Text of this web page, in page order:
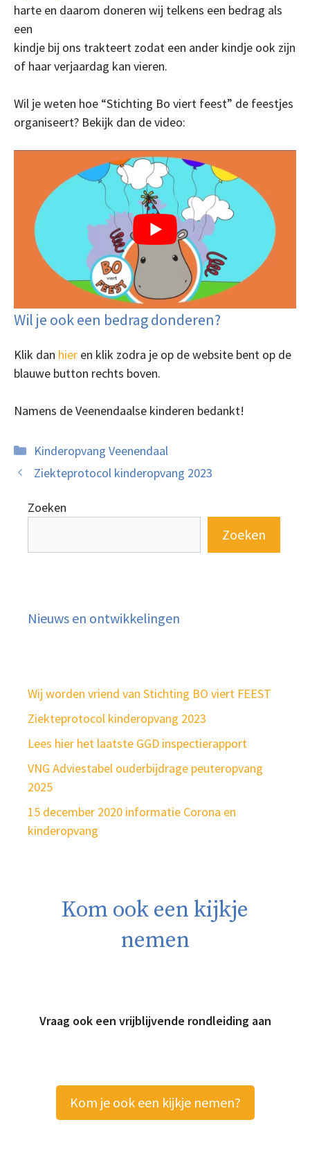
harte en daarom doneren wij telkens een bedrag als
een
kindje bij ons trakteert zodat een ander kindje ook zijn
of haar verjaardag kan vieren.
Wil je weten hoe “Stichting Bo viert feest” de feestjes
organiseert? Bekijk dan de video:
Wil je ook een bedrag donderen?
Klik dan hier en klik zodra je op de website bent op de
blauwe button rechts boven.
Namens de Veenendaalse kinderen bedankt!
Categorieën
Kinderopvang Veenendaal
Ziekteprotocol kinderopvang 2023
Zoeken
Zoeken
Nieuws en ontwikkelingen
Wij worden vriend van Stichting BO viert FEEST
Ziekteprotocol kinderopvang 2023
Lees hier het laatste GGD inspectierapport
VNG Adviestabel ouderbijdrage peuteropvang
2025
15 december 2020 informatie Corona en
kinderopvang
Kom ook een kijkje
nemen
Vraag ook een vrijblijvende rondleiding aan
Kom je ook een kijkje nemen?